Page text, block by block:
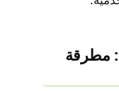
مطرقة